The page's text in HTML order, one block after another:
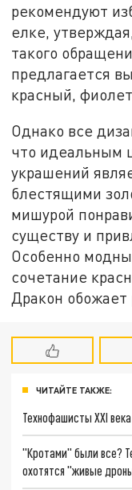
рекомендуют
елке,
такого
предлагается
красный,
Однако все
что идеальным
украшений
блестящими
мишурой
существу и
Особенно
сочетание
Дракон
ЧИТАЙТЕ ТАКЖЕ:
Технофашисты XXI века
"Кротами" были все?
охотятся "живые